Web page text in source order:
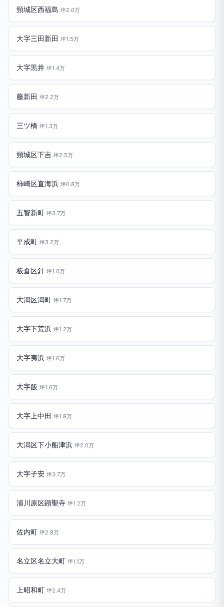
頸城区西福島 坪2.0万
大字三田新田 坪1.5万
大字黒井 坪1.4万
藤新田 坪2.2万
三ツ橋 坪1.3万
頸城区下吉 坪2.5万
柿崎区直海浜 坪0.8万
五智新町 坪3.7万
平成町 坪3.2万
板倉区針 坪1.0万
大潟区潟町 坪1.7万
大字下荒浜 坪1.2万
大字夷浜 坪1.6万
大字飯 坪1.6万
大字上中田 坪1.8万
大潟区下小船津浜 坪2.0万
大字子安 坪3.7万
浦川原区顕聖寺 坪1.2万
佐内町 坪2.8万
名立区名立大町 坪1.1万
上昭和町 坪2.4万